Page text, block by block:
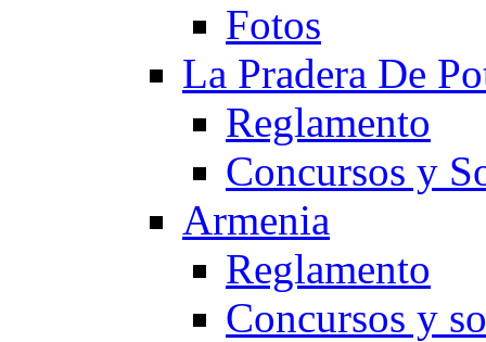
Fotos
La Pradera De
Reglamento
Concursos y
Armenia
Reglamento
Concursos y